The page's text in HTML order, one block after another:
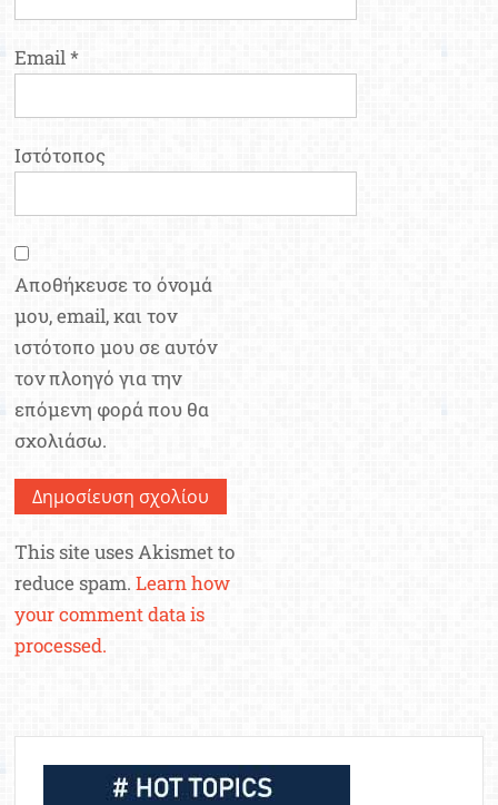
Email*
Ιστότοπος
Αποθήκευσε το όνομά
μου, email, και τον
ιστότοπο μου σε αυτόν
τον πλοηγό για την
επόμενη φορά που θα
σχολιάσω.
This site uses Akismet to
reduce spam.Learn how
your comment data is
processed.